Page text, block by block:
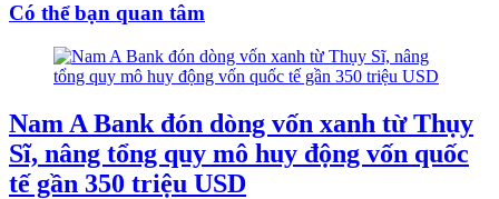
Có thể bạn quan tâm
Nam A Bank đón dòng vốn xanh từ Thụy
Sĩ, nâng tổng quy mô huy động vốn quốc
tế gần 350 triệu USD